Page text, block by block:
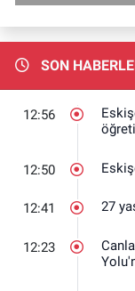
SON
12:56
12:50
12:41 27
12:23